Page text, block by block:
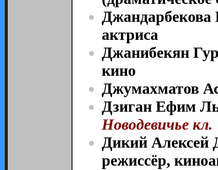
актриса
Джанибекян
кино
Джумахматов
Дзиган Ефим
Новодевичье кл.
Дикий Алексей
режиссёр,